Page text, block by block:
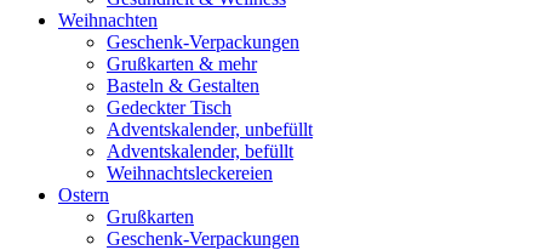
Weihnachten
Geschenk-Verpackungen
Grußkarten & mehr
Basteln & Gestalten
Gedeckter Tisch
Adventskalender, unbefüllt
Adventskalender, befüllt
Weihnachtsleckereien
Ostern
Grußkarten
Geschenk-Verpackungen